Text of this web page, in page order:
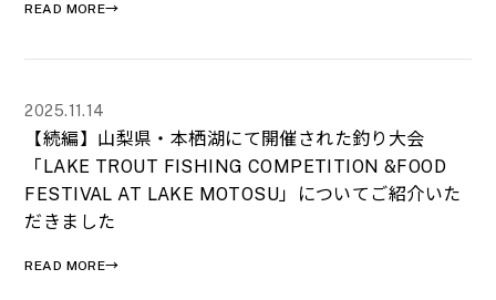
READ MORE→
2025.11.14
【続編】山梨県・本栖湖にて開催された釣り大会
「LAKE TROUT FISHING COMPETITION &FOOD
FESTIVAL AT LAKE MOTOSU」についてご紹介いた
だきました
READ MORE→